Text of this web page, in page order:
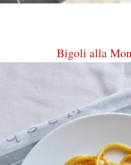
Bigoli alla